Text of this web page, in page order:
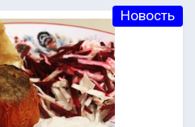
Новость